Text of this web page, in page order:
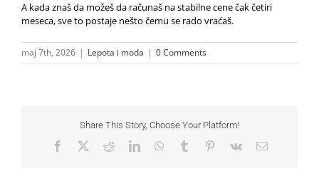
A kada znaš da možeš da računaš na stabilne cene čak četiri
meseca, sve to postaje nešto čemu se rado vraćaš.
maj 7th, 2026 | Lepota i moda | 0 Comments
Share This Story, Choose Your Platform!
Facebook RedditLinkedInWhatsApp
Tumblr Pinterest
Vk Email